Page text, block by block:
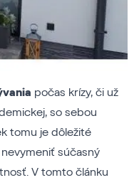
počas krízy, či už
so sebou
tomu je dôležité
nevymeniť súčasný
V tomto článku